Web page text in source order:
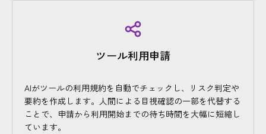
ツール利用申請
AIがツールの利用規約を自動でチェックし、リスク判定や
要約を作成します。人間による目視確認の一部を代替する
ことで、申請から利用開始までの待ち時間を大幅に短縮し
ています。